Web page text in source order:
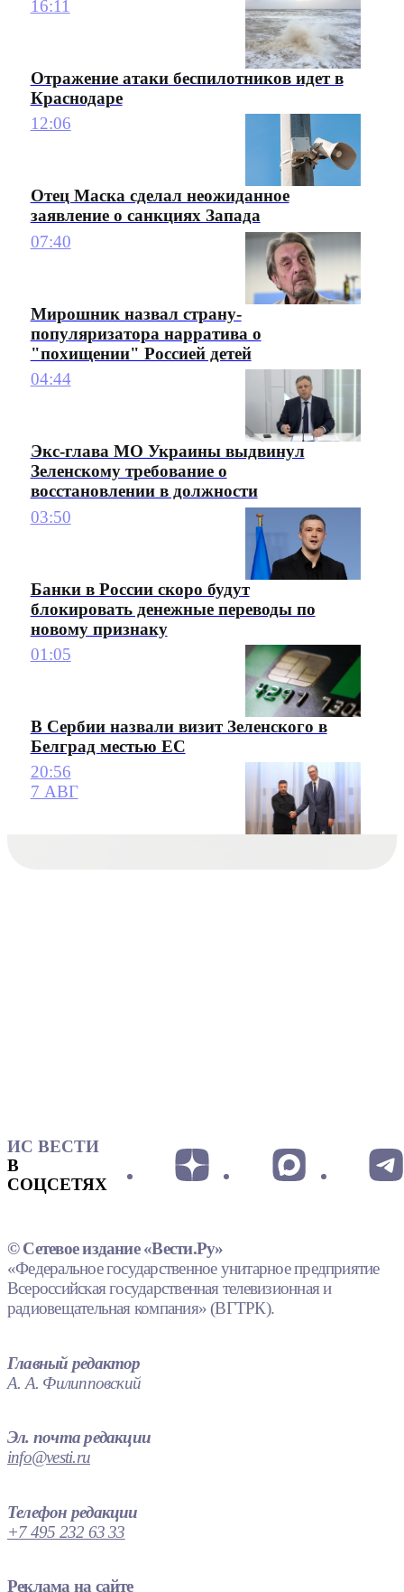
16:11
Отражение атаки беспилотников идет в
Краснодаре
12:06
Отец Маска сделал неожиданное
заявление о санкциях Запада
07:40
Мирошник назвал страну-
популяризатора нарратива о
"похищении" Россией детей
04:44
Экс-глава МО Украины выдвинул
Зеленскому требование о
восстановлении в должности
03:50
Банки в России скоро будут
блокировать денежные переводы по
новому признаку
01:05
В Сербии назвали визит Зеленского в
Белград местью ЕС
20:56
7 АВГ
ИС ВЕСТИ
В
СОЦСЕТЯХ
© Сетевое издание «Вести.Ру»
«Федеральное государственное унитарное предприятие
Всероссийская государственная телевизионная и
радиовещательная компания» (ВГТРК).
Главный редактор
А. А. Филипповский
Эл. почта редакции
info@vesti.ru
Телефон редакции
+7 495 232 63 33
Реклама на сайте